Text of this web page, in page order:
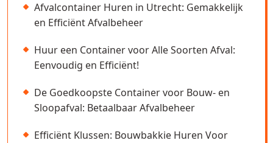
Afvalcontainer Huren in Utrecht: Gemakkelijk
en Efficiënt Afvalbeheer
Huur een Container voor Alle Soorten Afval:
Eenvoudig en Efficiënt!
De Goedkoopste Container voor Bouw- en
Sloopafval: Betaalbaar Afvalbeheer
Efficiënt Klussen: Bouwbakkie Huren Voor